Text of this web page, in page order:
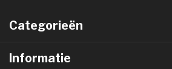
Categorieën
Informatie